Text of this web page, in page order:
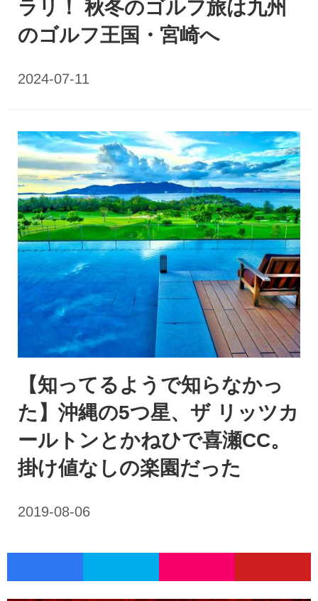
ラリ！ 秋冬のゴルフ旅は九州
のゴルフ王国・宮崎へ
【知ってるようで知らなかっ
た】沖縄の5つ星、ザ リッツカ
ールトンとかねひで喜瀬CC。
掛け値なしの楽園だった